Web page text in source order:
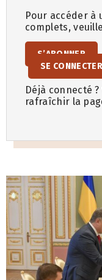
Pour accéder à
complets,
S’ABONNER
SE CONNECTER
Déjà connecté ?
rafraîchir la